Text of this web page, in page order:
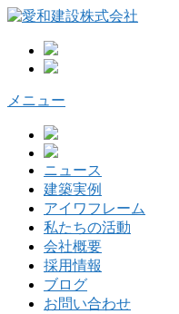
コ
へ
メニュー
ニュース
建築実例
アイワフレーム
私たちの活動
会社概要
採用情報
ブログ
お問い合わせ